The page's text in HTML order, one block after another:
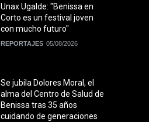
Unax Ugalde: "Benissa en
Corto es un festival joven
con mucho futuro"
REPORTAJES 05/08/2026
Se jubila Dolores Moral, el
alma del Centro de Salud de
Benissa tras 35 años
cuidando de generaciones